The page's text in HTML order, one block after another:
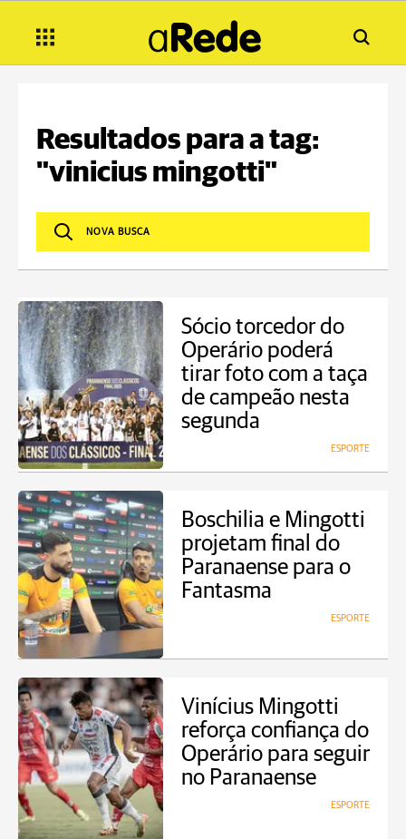
Resultados para a tag:
"vinicius mingotti"
Sócio torcedor do
Operário poderá
tirar foto com a taça
de campeão nesta
segunda
ESPORTE
Boschilia e Mingotti
projetam final do
Paranaense para o
Fantasma
ESPORTE
Vinícius Mingotti
reforça confiança do
Operário para seguir
no Paranaense
ESPORTE